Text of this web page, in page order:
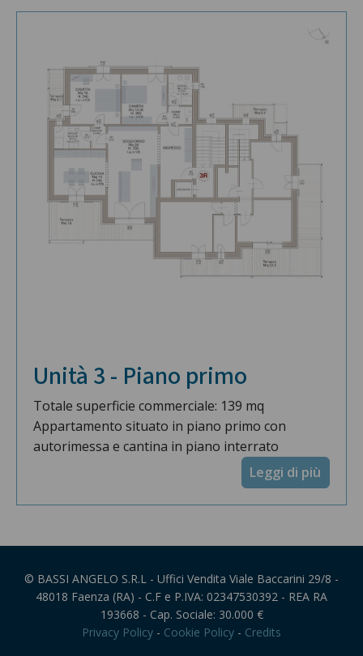
Unità 3 - Piano primo
Totale superficie commerciale: 139 mq
Appartamento situato in piano primo con
autorimessa e cantina in piano interrato
Leggi di più
© BASSI ANGELO S.R.L - Uffici Vendita Viale Baccarini 29/8 -
48018 Faenza (RA) - C.F e P.IVA: 02347530392 - REA RA
193668 - Cap. Sociale: 30.000 €
Privacy Policy - Cookie Policy - Credits